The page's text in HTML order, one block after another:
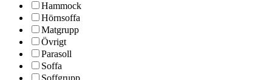
Hammock
Hörnsoffa
Matgrupp
Övrigt
Parasoll
Soffa
Soffgrupp